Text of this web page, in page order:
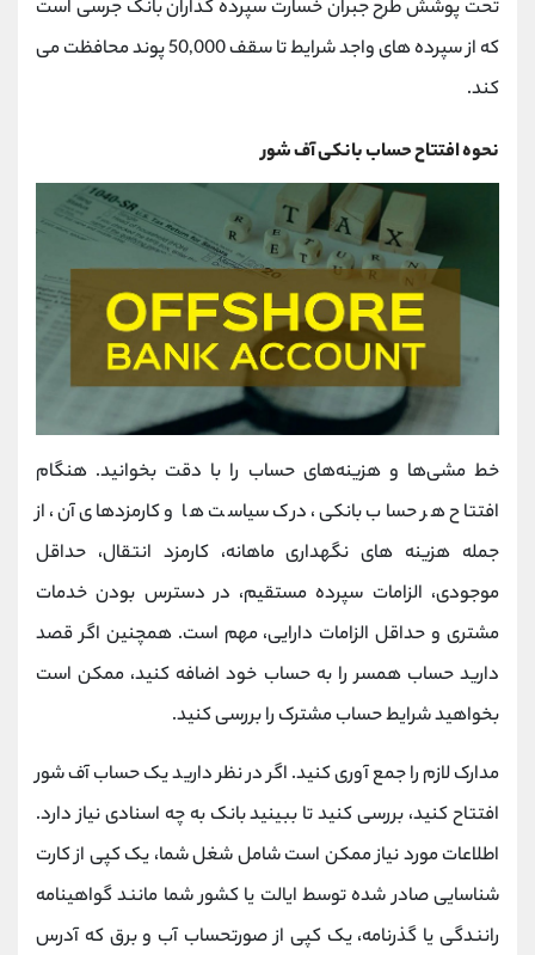
تحت پوشش طرح جبران خسارت سپرده گذاران بانک جرسی است
که از سپرده های واجد شرایط تا سقف 50,000 پوند محافظت می
کند.
نحوه افتتاح حساب بانکی آف‌ شور
خط‌ مشی‌ها و هزینه‌های حساب را با دقت بخوانید. هنگام
افتتاح هر حساب بانکی، درک سیاست ها و کارمزدهای آن، از
جمله هزینه های نگهداری ماهانه، کارمزد انتقال، حداقل
موجودی، الزامات سپرده مستقیم، در دسترس بودن خدمات
مشتری و حداقل الزامات دارایی، مهم است. همچنین اگر قصد
دارید حساب همسر را به حساب خود اضافه کنید، ممکن است
بخواهید شرایط حساب مشترک را بررسی کنید.
مدارک لازم را جمع آوری کنید. اگر در نظر دارید یک حساب آف‌ شور
افتتاح کنید، بررسی کنید تا ببینید بانک به چه اسنادی نیاز دارد.
اطلاعات مورد نیاز ممکن است شامل شغل شما، یک کپی از کارت
شناسایی صادر شده توسط ایالت یا کشور شما مانند گواهینامه
رانندگی یا گذرنامه، یک کپی از صورتحساب آب و برق که آدرس